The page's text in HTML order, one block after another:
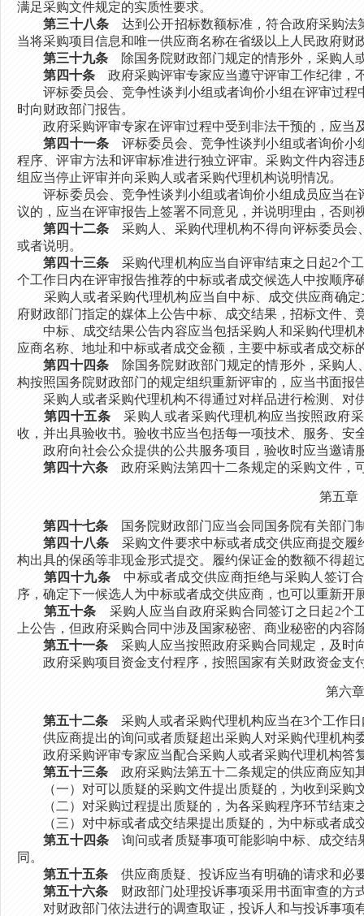
满足采购文件规定的实质性要求。
第三十八条达到公开招标数额标准，符合政府采购法
当将采购项目信息和唯一供应商名称在省级以上人民政府
第三十九条 除国务院财政部门规定的情形外，采购人
第四十条 政府采购评审专家应当遵守评审工作纪律，
评标委员会、竞争性谈判小组或者询价小组在评审过程
时向财政部门报告。
政府采购评审专家在评审过程中受到非法干预的，应当
第四十一条评标委员会、竞争性谈判小组或者询价小
程序、评审方法和评审标准进行独立评审。采购文件内容
组应当停止评审并向采购人或者采购代理机构说明情况。
评标委员会、竞争性谈判小组或者询价小组成员应当在
议的，应当在评审报告上签署不同意见，并说明理由，否则
第四十二条采购人、采购代理机构不得向评标委员会
或者说明。
第四十三条采购代理机构应当自评审结束之日起2个
个工作日内在评审报告推荐的中标或者成交候选人中按顺序
采购人或者采购代理机构应当自中标、成交供应商确定
府财政部门指定的媒体上公告中标、成交结果，招标文件
中标、成交结果公告内容应当包括采购人和采购代理机
应商名称、地址和中标或者成交金额，主要中标或者成交
第四十四条除国务院财政部门规定的情形外，采购人
构按照国务院财政部门的规定组织重新评审的，应当书面报
采购人或者采购代理机构不得通过对样品进行检测、对
第四十五条 采购人或者采购代理机构应当按照政府
收，并出具验收书。验收书应当包括每一项技术、服务、安
政府向社会公众提供的公共服务项目，验收时应当邀请
第四十六条 政府采购法第四十二条规定的采购文件，
第五
第四十七条 国务院财政部门应当会同国务院有关部门
第四十八条采购文件要求中标或者成交供应商提交履
构出具的保函等非现金形式提交。履约保证金的数额不得超
第四十九条 中标或者成交供应商拒绝与采购人签订
序，确定下一候选人为中标或者成交供应商，也可以重新开
第五十条 采购人应当自政府采购合同签订之日起2个
上公告，但政府采购合同中涉及国家秘密、商业秘密的内容
第五十一条 采购人应当按照政府采购合同规定，及时
政府采购项目资金支付程序，按照国家有关财政资金支
第六
第五十二条 采购人或者采购代理机构应当在3个工作
供应商提出的询问或者质疑超出采购人对采购代理机构
政府采购评审专家应当配合采购人或者采购代理机构答
第五十三条 政府采购法第五十二条规定的供应商应知
（一）对可以质疑的采购文件提出质疑的，为收到采购
（二）对采购过程提出质疑的，为各采购程序环节结束
（三）对中标或者成交结果提出质疑的，为中标或者成
第五十四条询问或者质疑事项可能影响中标、成交结
同。
第五十五条 供应商质疑、投诉应当有明确的请求和必
第五十六条 财政部门处理投诉事项采用书面审查的方
对财政部门依法进行的调查取证，投诉人和与投诉事项